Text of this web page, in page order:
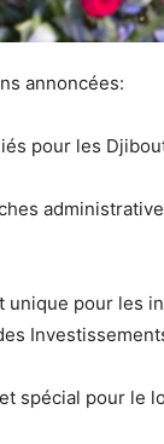
annoncées:
pour les
unique pour
spécial pour le